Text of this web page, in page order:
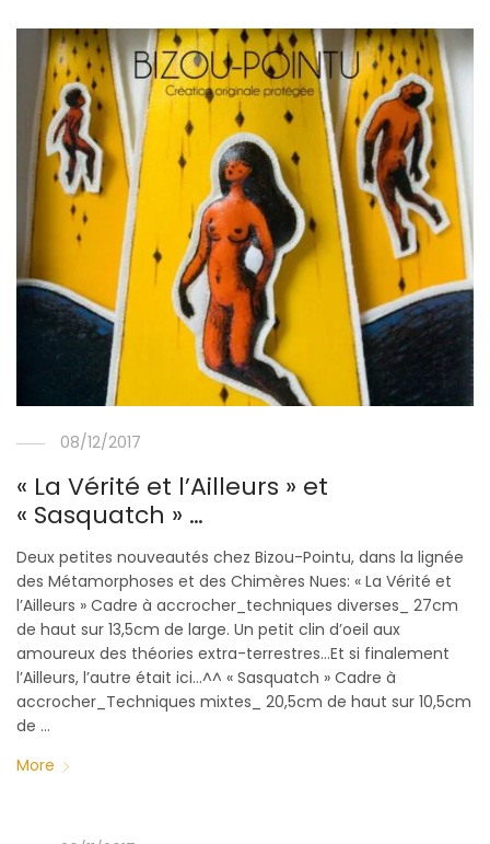
08/12/2017
« La Vérité et l’Ailleurs » et
« Sasquatch » …
Deux petites nouveautés chez Bizou-Pointu, dans la lignée
des Métamorphoses et des Chimères Nues: « La Vérité et
l’Ailleurs » Cadre à accrocher_techniques diverses_ 27cm
de haut sur 13,5cm de large. Un petit clin d’oeil aux
amoureux des théories extra-terrestres…Et si finalement
l’Ailleurs, l’autre était ici…^^ « Sasquatch » Cadre à
accrocher_Techniques mixtes_ 20,5cm de haut sur 10,5cm
de …
More